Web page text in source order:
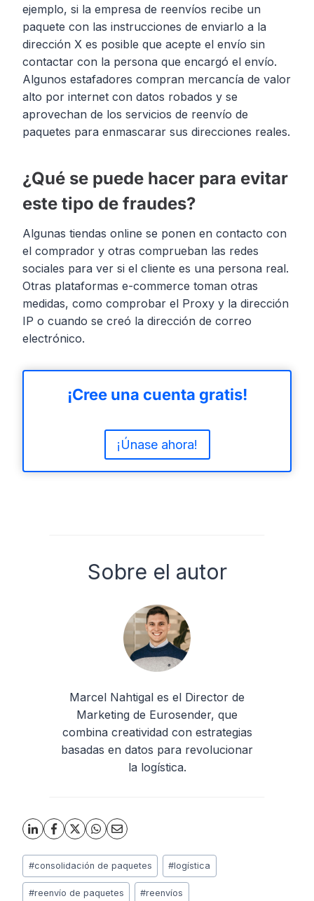
ejemplo, si la empresa de reenvíos recibe un
paquete con las instrucciones de enviarlo a la
dirección X es posible que acepte el envío sin
contactar con la persona que encargó el envío.
Algunos estafadores compran mercancía de valor
alto por internet con datos robados y se
aprovechan de los servicios de reenvío de
paquetes para enmascarar sus direcciones reales.
¿Qué se puede hacer para evitar
este tipo de fraudes?
Algunas tiendas online se ponen en contacto con
el comprador y otras comprueban las redes
sociales para ver si el cliente es una persona real.
Otras plataformas e-commerce toman otras
medidas, como comprobar el Proxy y la dirección
IP o cuando se creó la dirección de correo
electrónico.
¡Cree una cuenta gratis!
¡Únase ahora!
Sobre el autor
Marcel Nahtigal es el Director de
Marketing de Eurosender, que
combina creatividad con estrategias
basadas en datos para revolucionar
la logística.
Etiquetas
de
la
#consolidación de paquetes #logística
#reenvío de paquetes #reenvíos